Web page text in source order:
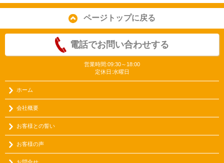
ページトップに戻る
電話でお問い合わせする
営業時間:09:30～18:00
定休日:水曜日
ホーム
会社概要
お客様との誓い
お客様の声